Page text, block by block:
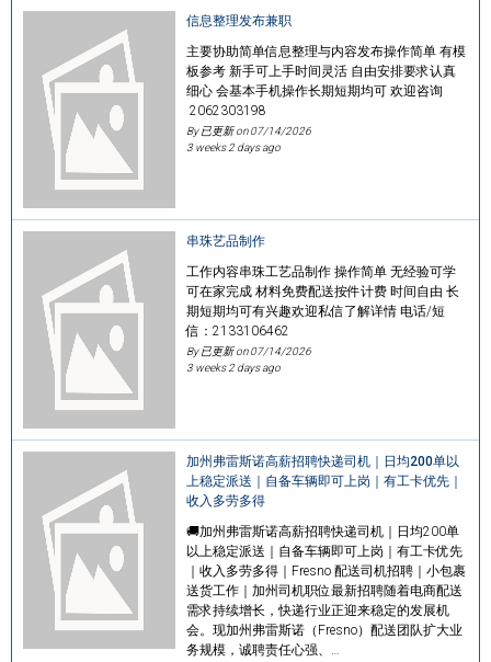
信息整理发布兼职
主要协助简单信息整理与内容发布操作简单 有模
板参考 新手可上手时间灵活 自由安排要求认真
细心 会基本手机操作长期短期均可 欢迎咨询
2062303198
By 已更新 on07/14/2026
3 weeks 2 days ago
串珠艺品制作
工作内容串珠工艺品制作 操作简单 无经验可学
可在家完成 材料免费配送按件计费 时间自由 长
期短期均可有兴趣欢迎私信了解详情 电话/短
信：2133106462
By 已更新 on07/14/2026
3 weeks 2 days ago
加州弗雷斯诺高薪招聘快递司机｜日均200单以
上稳定派送｜自备车辆即可上岗｜有工卡优先｜
收入多劳多得
🚚加州弗雷斯诺高薪招聘快递司机｜日均200单
以上稳定派送｜自备车辆即可上岗｜有工卡优先
｜收入多劳多得｜Fresno 配送司机招聘｜小包裹
送货工作｜加州司机职位最新招聘随着电商配送
需求持续增长，快递行业正迎来稳定的发展机
会。现加州弗雷斯诺（Fresno）配送团队扩大业
务规模，诚聘责任心强、…